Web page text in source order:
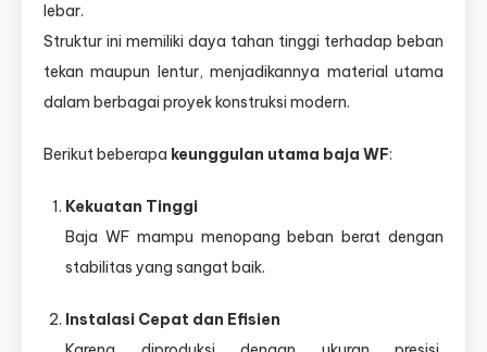
lebar.
Struktur ini memiliki daya tahan tinggi terhadap beban
tekan maupun lentur, menjadikannya material utama
dalam berbagai proyek konstruksi modern.
Berikut beberapa keunggulan utama baja WF:
Kekuatan Tinggi
Baja WF mampu menopang beban berat dengan
stabilitas yang sangat baik.
Instalasi Cepat dan Efisien